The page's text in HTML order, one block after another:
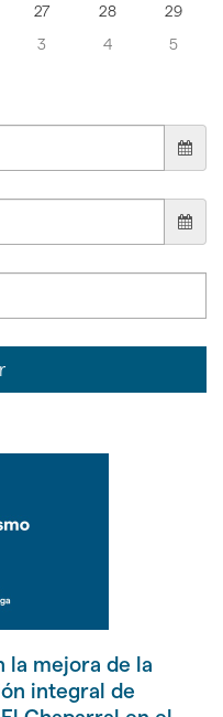
27 28
29
3 4 5
la mejora de la
integral de